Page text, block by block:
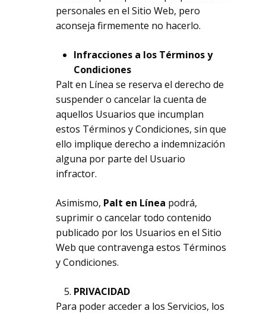
personales en el Sitio Web, pero
aconseja firmemente no hacerlo.
Infracciones a los Términos y
Condiciones
Palt en Línea se reserva el derecho de
suspender o cancelar la cuenta de
aquellos Usuarios que incumplan
estos Términos y Condiciones, sin que
ello implique derecho a indemnización
alguna por parte del Usuario
infractor.
Asimismo, Palt en Línea podrá,
suprimir o cancelar todo contenido
publicado por los Usuarios en el Sitio
Web que contravenga estos Términos
y Condiciones.
PRIVACIDAD
Para poder acceder a los Servicios, los